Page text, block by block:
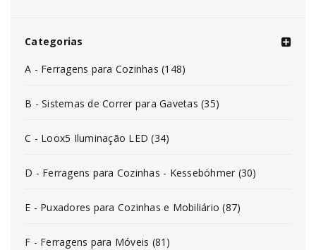
Categorias
A - Ferragens para Cozinhas (148)
B - Sistemas de Correr para Gavetas (35)
C - Loox5 Iluminação LED (34)
D - Ferragens para Cozinhas - Kesseböhmer (30)
E - Puxadores para Cozinhas e Mobiliário (87)
F - Ferragens para Móveis (81)